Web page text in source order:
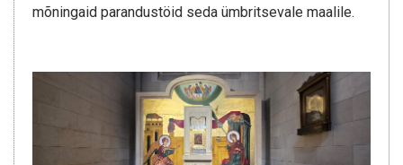
mõningaid parandustöid seda ümbritsevale maalile.